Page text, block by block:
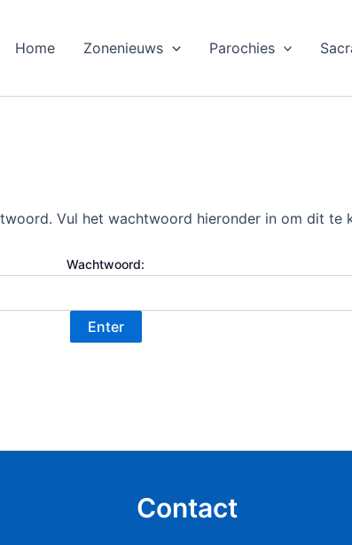
Home Zonenieuws Parochies
Vul het wachtwoord hieronder in om dit te
Wachtwoord:
Contact